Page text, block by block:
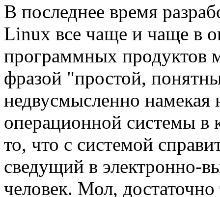
В последнее время
Linux все чаще и чаще в
программных продуктов
фразой "простой,
недвусмысленно намекая
операционной системы в
то, что с системой
сведущий в электронно-
человек. Мол, достаточно